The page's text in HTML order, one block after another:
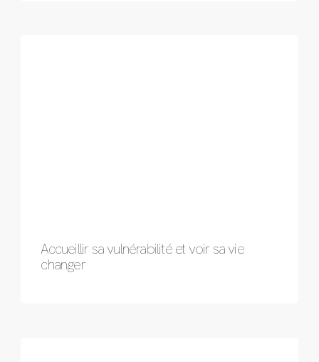
Accueillir sa vulnérabilité et voir sa vie
changer